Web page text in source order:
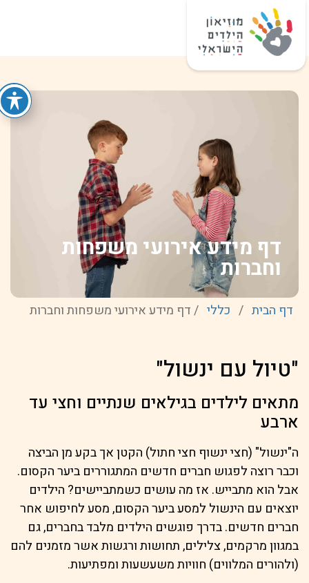
דף מידע אירועי משפחות
וחברות
דף הבית / כללי / דף מידע אירועי משפחות וחברות
"טיול עם ינשול"
מתאים לילדים בגילאים שנתיים וחצי עד
ארבע
ה"ינשול" (חצי ינשוף חצי חתול) הקטן אך בקע מן הביצה
וכבר רוצה לפגוש חברים חדשים המתגוררים ביער הקסום.
אבל הוא מתבייש. אז מה עושים כשמתביישים? הילדים
יוצאים עם הינשול למסע ביער הקסום, מסע לחיפוש אחר
חברים חדשים. בדרך פוגשים הילדים מלבד בחברים, גם
במגוון מרקמים, צלילים, תחושות ורגשות אשר מזמנים להם
(ולהורים המלווים) חוויות משעשעות ומפתיעות.